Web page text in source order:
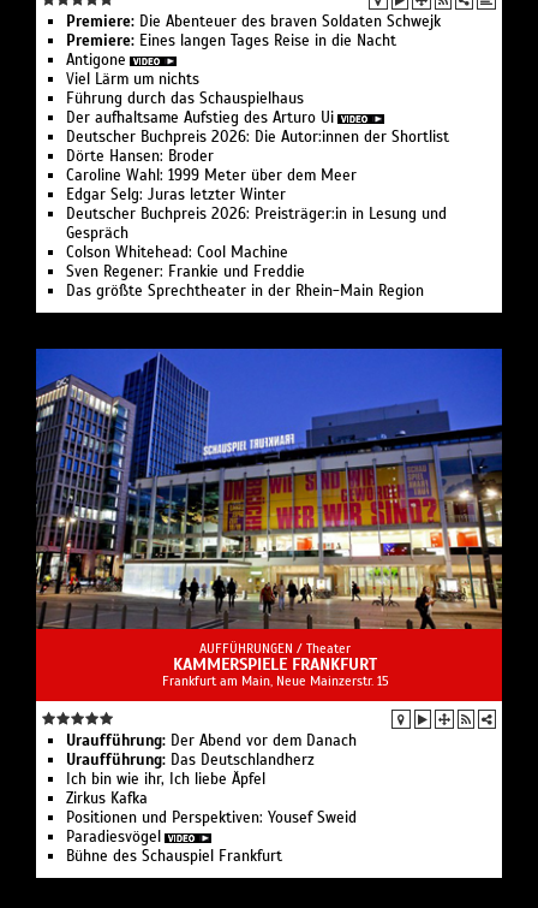
Premiere: Die Abenteuer des braven Soldaten Schwejk
Premiere: Eines langen Tages Reise in die Nacht
Antigone
Viel Lärm um nichts
Führung durch das Schauspiel­haus
Der aufhaltsame Aufstieg des Arturo Ui
Deutscher Buchpreis 2026: Die Autor:innen der Shortlist
Dörte Hansen: Broder
Caroline Wahl: 1999 Meter über dem Meer
Edgar Selg: Juras letzter Winter
Deutscher Buchpreis 2026: Preisträger:in in Lesung und
Gespräch
Colson White­head: Cool Machine
Sven Regener: Frankie und Freddie
Das größte Sprechtheater in der Rhein-Main Region
AUFFÜHRUNGEN / Theater
KAMMERSPIELE FRANKFURT
Frankfurt am Main, Neue Mainzerstr. 15
Uraufführung: Der Abend vor dem Danach
Uraufführung: Das Deutschland­herz
Ich bin wie ihr, Ich liebe Äpfel
Zirkus Kafka
Positionen und Perspektiven: Yousef Sweid
Paradies­vögel
Bühne des Schauspiel Frankfurt